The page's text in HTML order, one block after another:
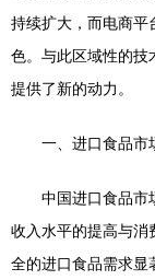
持续扩大，而电商平
色。与此区域性的技
提供了新的动力。
一、进口食品市
中国进口食品市
收入水平的提高与消
全的进口食品需求显